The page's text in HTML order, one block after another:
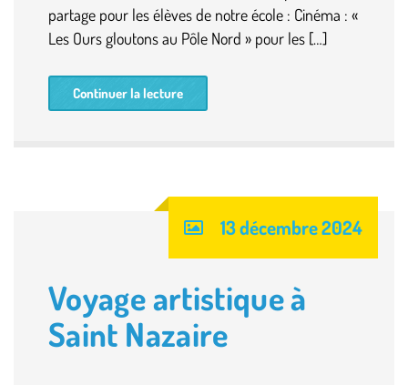
partage pour les élèves de notre école : Cinéma : «
Les Ours gloutons au Pôle Nord » pour les […]
Continuer la lecture
13 décembre 2024
Voyage artistique à
Saint Nazaire